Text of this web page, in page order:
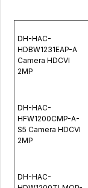
DH-HAC-
HDBW1231EAP-A
Camera HDCVI
2MP
DH-HAC-
HFW1200CMP-A-
S5 Camera HDCVI
2MP
DH-HAC-